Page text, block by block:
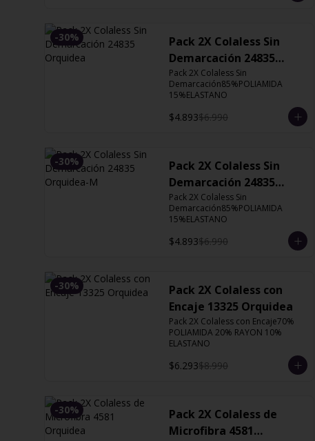
-30%
Pack 2X Colaless Sin
Demarcación 24835
Orquidea
Pack 2X Colaless Sin
Demarcación85%POLIAMIDA
15%ELASTANO
$4.893$6.990
-30%
Pack 2X Colaless Sin
Demarcación 24835
Orquidea-M
Pack 2X Colaless Sin
Demarcación85%POLIAMIDA
15%ELASTANO
$4.893$6.990
-30%
Pack 2X Colaless con
Encaje 13325 Orquidea
Pack 2X Colaless con Encaje70%
POLIAMIDA 20% RAYON 10%
ELASTANO
$6.293$8.990
-30%
Pack 2X Colaless de
Microfibra 4581